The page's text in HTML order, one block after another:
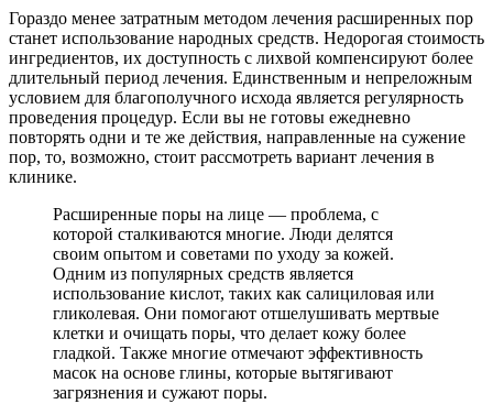
Гораздо менее затратным методом лечения расширенных пор
станет использование народных средств. Недорогая стоимость
ингредиентов, их доступность с лихвой компенсируют более
длительный период лечения. Единственным и непреложным
условием для благополучного исхода является регулярность
проведения процедур. Если вы не готовы ежедневно
повторять одни и те же действия, направленные на сужение
пор, то, возможно, стоит рассмотреть вариант лечения в
клинике.
Расширенные поры на лице — проблема, с
которой сталкиваются многие. Люди делятся
своим опытом и советами по уходу за кожей.
Одним из популярных средств является
использование кислот, таких как салициловая или
гликолевая. Они помогают отшелушивать мертвые
клетки и очищать поры, что делает кожу более
гладкой. Также многие отмечают эффективность
масок на основе глины, которые вытягивают
загрязнения и сужают поры.